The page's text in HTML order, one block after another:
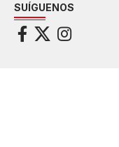
SUÍGUENOS